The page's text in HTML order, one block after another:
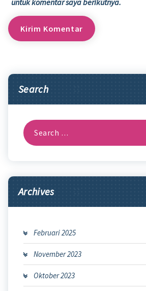
untuk komentar saya berikutnya.
Search
Search
for:
Archives
Februari 2025
November 2023
Oktober 2023